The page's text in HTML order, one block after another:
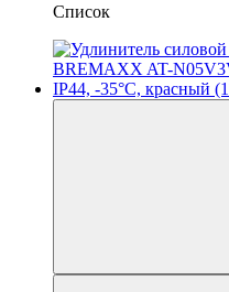
Список